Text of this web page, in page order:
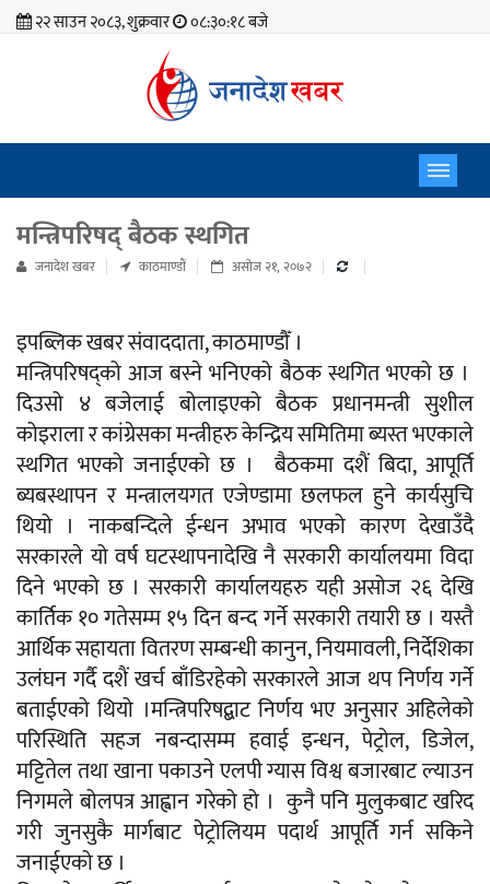
२२ साउन २०८३, शुक्रवार ०८:३०:१९ बजे
मन्त्रिपरिषद् बैठक स्थगित
जनादेश खबर काठमाण्डाैं असोज २१, २०७२
इपब्लिक खबर संवाददाता, काठमाण्डौँ ।
मन्त्रिपरिषद्को आज बस्ने भनिएको बैठक स्थगित भएको छ ।
दिउसो ४ बजेलाई बोलाइएको बैठक प्रधानमन्त्री सुशील
कोइराला र कांग्रेसका मन्त्रीहरु केन्द्रिय समितिमा ब्यस्त भएकाले
स्थगित भएको जनाईएको छ । बैठकमा दशैं बिदा, आपूर्ति
ब्यबस्थापन र मन्त्रालयगत एजेण्डामा छलफल हुने कार्यसुचि
थियो । नाकबन्दिले ईन्धन अभाव भएको कारण देखाउँदै
सरकारले यो वर्ष घटस्थापनादेखि नै सरकारी कार्यालयमा विदा
दिने भएको छ । सरकारी कार्यालयहरु यही असोज २६ देखि
कार्तिक १० गतेसम्म १५ दिन बन्द गर्ने सरकारी तयारी छ ।यस्तै
आर्थिक सहायता वितरण सम्बन्धी कानुन, नियमावली, निर्देशिका
उलंघन गर्दै दशैं खर्च बाँडिरहेको सरकारले आज थप निर्णय गर्ने
बताईएको थियो ।मन्त्रिपरिषद्बाट निर्णय भए अनुसार अहिलेको
परिस्थिति सहज नबन्दासम्म हवाई इन्धन, पेट्रोल, डिजेल,
मट्टितेल तथा खाना पकाउने एलपी ग्यास विश्व बजारबाट ल्याउन
निगमले बोलपत्र आह्वान गरेको हो । कुनै पनि मुलुकबाट खरिद
गरी जुनसुकै मार्गबाट पेट्रोलियम पदार्थ आपूर्ति गर्न सकिने
जनाईएको छ ।